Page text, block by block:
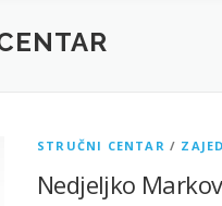
STRUČNI CENTAR /
Nedjeljko